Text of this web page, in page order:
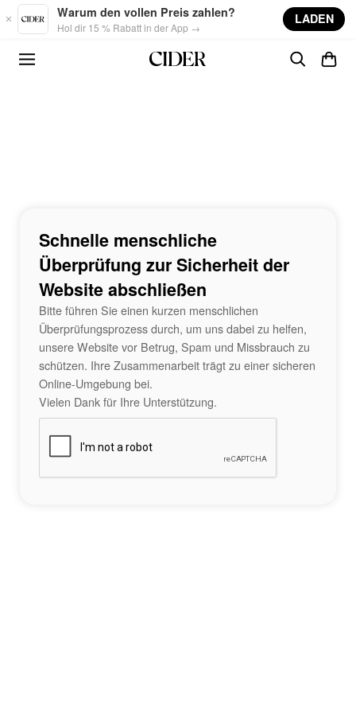
Skip to main content
Warum den vollen Preis zahlen?
Hol dir 15 % Rabatt in der App →
LADEN
Schnelle menschliche
Überprüfung zur Sicherheit der
Website abschließen
Bitte führen Sie einen kurzen menschlichen
Überprüfungsprozess durch, um uns dabei zu helfen,
unsere Website vor Betrug, Spam und Missbrauch zu
schützen. Ihre Zusammenarbeit trägt zu einer sicheren
Online-Umgebung bei.
Vielen Dank für Ihre Unterstützung.